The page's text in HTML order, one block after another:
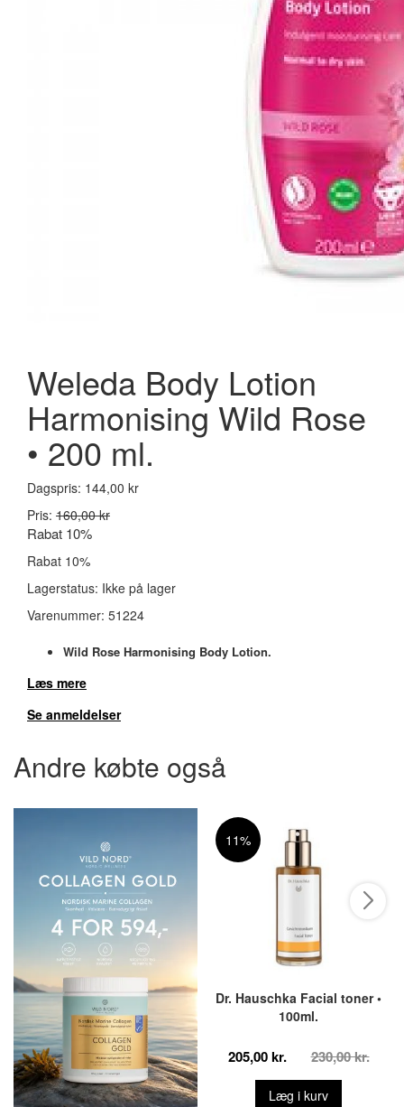
Annemarie Börlind Body Butter Ltd. Edition System
Weleda Body Lotion
Harmonising Wild Rose
• 200 ml.
Dagspris: 144,00 kr
Pris: 160,00 kr
Rabat 10%
Rabat 10%
Lagerstatus: Ikke på lager
Varenummer: 51224
Wild Rose Harmonising Body Lotion.
Læs mere
Se anmeldelser
Andre købte også
11%
Dr. Hauschka Facial toner •
100ml.
205,00 kr. 230,00 kr.
Læg i kurv